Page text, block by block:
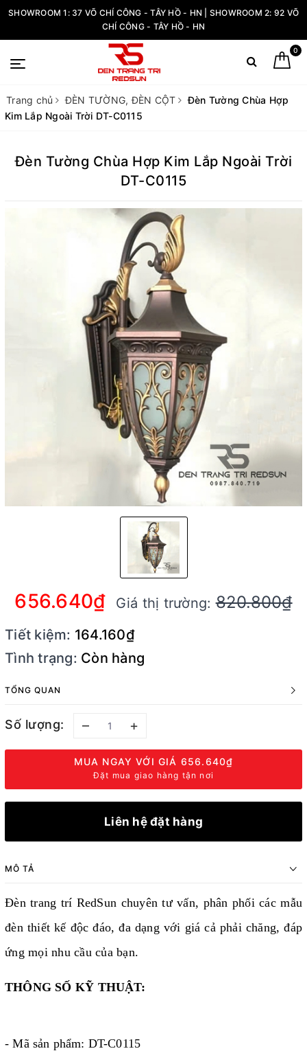
SHOWROOM 1: 37 VÕ CHÍ CÔNG - TÂY HỒ - HN | SHOWROOM 2: 92 VÕ
CHÍ CÔNG - TÂY HỒ - HN
0
Trang chủ ĐÈN TƯỜNG, ĐÈN CỘT
Đèn Tường Chùa Hợp
Kim Lắp Ngoài Trời DT-C0115
Đèn Tường Chùa Hợp Kim Lắp Ngoài Trời
DT-C0115
656.640₫ Giá thị trường:820.800₫
Tiết kiệm: 164.160₫
Tình trạng: Còn hàng
TỔNG QUAN
Số lượng: – +
MUA NGAY VỚI GIÁ 656.640₫
Đặt mua giao hàng tận nơi
Liên hệ đặt hàng
MÔ TẢ
Đèn trang trí RedSun chuyên tư vấn, phân phối các mẫu
đèn thiết kế độc đáo, đa dạng với giá cả phải chăng, đáp
ứng mọi nhu cầu của bạn.
THÔNG SỐ KỸ THUẬT:
- Mã sản phẩm: DT-C0115